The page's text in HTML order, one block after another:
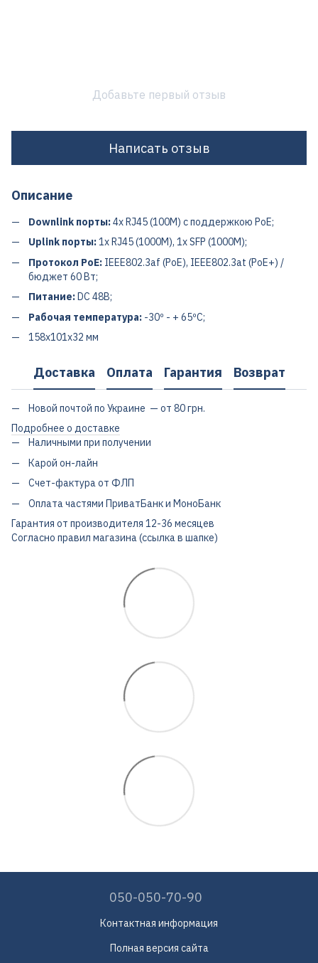
Добавьте первый отзыв
Написать отзыв
Описание
Downlink порты:4x RJ45 (100M) с поддержкою PoE;
Uplink порты:1x RJ45 (1000M), 1x SFP (1000M);
Протокол PoE: IEEE802.3af (PoE), IEEE802.3at (PoE+) /
бюджет 60 Вт;
Питание:DC 48В;
Рабочая температура: -30º - + 65ºC;
158x101x32 мм
Доставка Оплата Гарантия Возврат
Новой почтой по Украине — от 80 грн.
Подробнее о доставке
Наличными при получении
Карой он-лайн
Счет-фактура от ФЛП
Оплата частями ПриватБанк и МоноБанк
Гарантия от производителя 12-36 месяцев
Согласно правил магазина (ссылка в шапке)
050-050-70-90
Контактная информация
Полная версия сайта